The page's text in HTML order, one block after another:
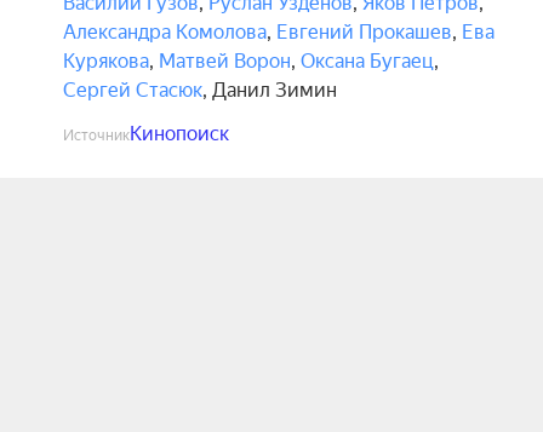
Александра Комолова, Евгений Прокашев, Ева
Курякова, Матвей Ворон, Оксана Бугаец,
Сергей Стасюк, Данил Зимин
ИсточникКинопоиск